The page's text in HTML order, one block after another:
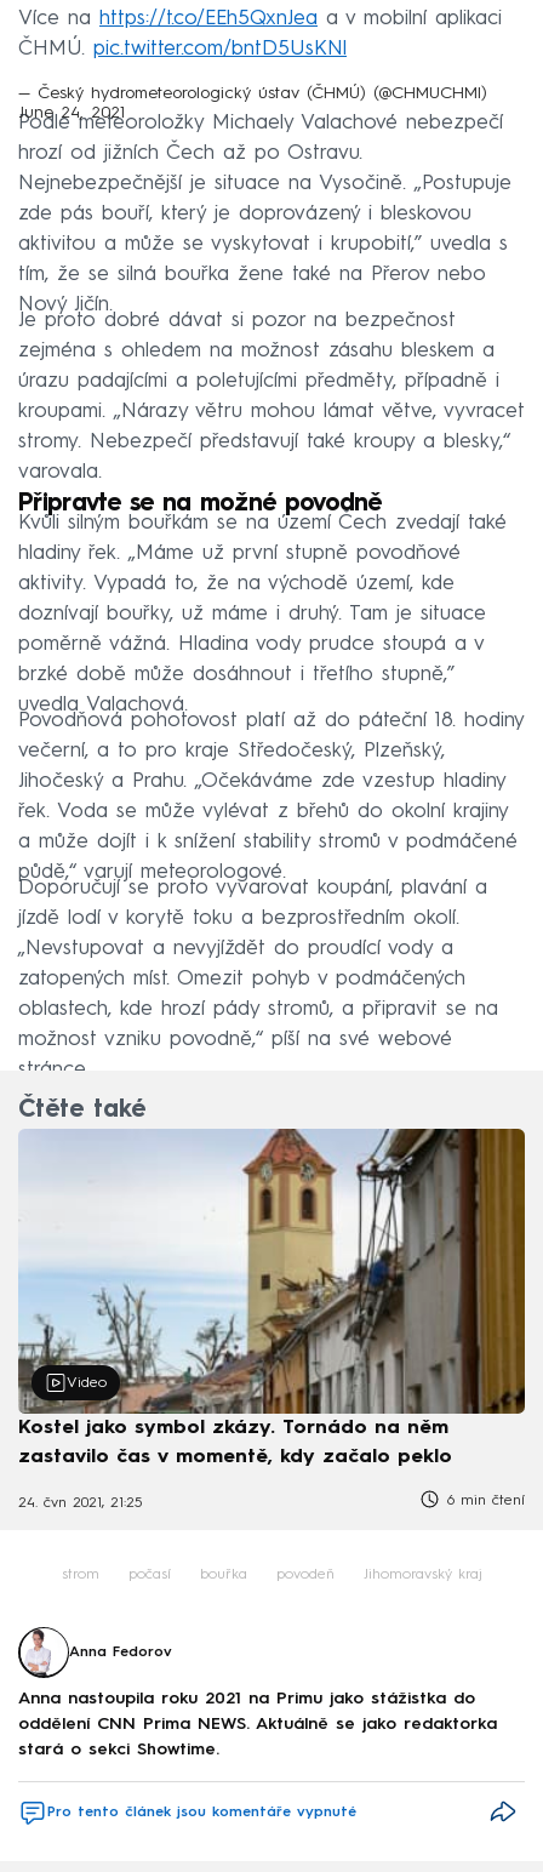
Více na https://t.co/EEh5QxnJea a v mobilní aplikaci
ČHMÚ. pic.twitter.com/bntD5UsKNl
— Český hydrometeorologický ústav (ČHMÚ) (@CHMUCHMI)
June 24, 2021
Podle meteoroložky Michaely Valachové nebezpečí
hrozí od jižních Čech až po Ostravu.
Nejnebezpečnější je situace na Vysočině. „Postupuje
zde pás bouří, který je doprovázený i bleskovou
aktivitou a může se vyskytovat i krupobití,” uvedla s
tím, že se silná bouřka žene také na Přerov nebo
Nový Jičín.
Je proto dobré dávat si pozor na bezpečnost
zejména s ohledem na možnost zásahu bleskem a
úrazu padajícími a poletujícími předměty, případně i
kroupami. „Nárazy větru mohou lámat větve, vyvracet
stromy. Nebezpečí představují také kroupy a blesky,“
varovala.
Připravte se na možné povodně
Kvůli silným bouřkám se na území Čech zvedají také
hladiny řek. „Máme už první stupně povodňové
aktivity. Vypadá to, že na východě území, kde
doznívají bouřky, už máme i druhý. Tam je situace
poměrně vážná. Hladina vody prudce stoupá a v
brzké době může dosáhnout i třetího stupně,”
uvedla Valachová.
Povodňová pohotovost platí až do páteční 18. hodiny
večerní, a to pro kraje Středočeský, Plzeňský,
Jihočeský a Prahu. „Očekáváme zde vzestup hladiny
řek. Voda se může vylévat z břehů do okolní krajiny
a může dojít i k snížení stability stromů v podmáčené
půdě,“ varují meteorologové.
Doporučují se proto vyvarovat koupání, plavání a
jízdě lodí v korytě toku a bezprostředním okolí.
„Nevstupovat a nevyjíždět do proudící vody a
zatopených míst. Omezit pohyb v podmáčených
oblastech, kde hrozí pády stromů, a připravit se na
možnost vzniku povodně,“ píší na své webové
stránce.
Čtěte také
Video
Kostel jako symbol zkázy. Tornádo na něm
zastavilo čas v momentě, kdy začalo peklo
24. čvn 2021, 21:25 6 min čtení
strom počasí bouřka povodeň Jihomoravský kraj
Anna Fedorov
Anna nastoupila roku 2021 na Primu jako stážistka do
oddělení CNN Prima NEWS. Aktuálně se jako redaktorka
stará o sekci Showtime.
Pro tento článek jsou komentáře vypnuté